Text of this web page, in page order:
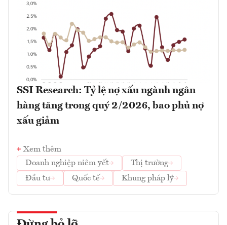
SSI Research: Tỷ lệ nợ xấu ngành ngân
hàng tăng trong quý 2/2026, bao phủ nợ
xấu giảm
Xem thêm
Doanh nghiệp niêm yết
Thị trường
Đầu tư
Quốc tế Khung pháp lý